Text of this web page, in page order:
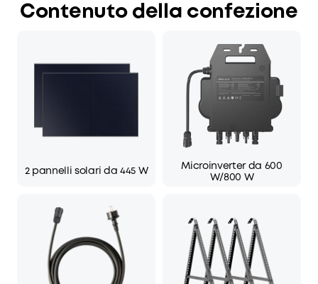
Contenuto della confezione
2 pannelli solari da 445 W
Microinverter da 600
W/800 W